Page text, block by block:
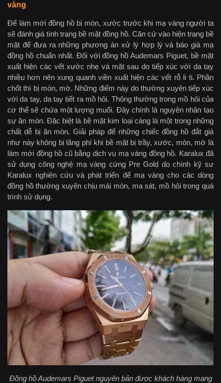
vàng
Để làm mới đồng hồ bị mòn, xước trước khi mạ vàng người ta
sẽ đánh giá tình trạng bề mặt đồng hồ. Căn cứ vào hiện trạng bề
mặt để đưa ra những phương án xử lý hợp lý và báo giá mạ
đồng hồ chuẩn nhất. Đối với đồng hồ Audemars Piguet, bề mặt
xuất hiện các vết xước nhẹ và mặt sau do tiếp xúc với da tay
nhiều hơn nên xung quanh viền xuất hiện các vết rỗ li ti. Phần
chốt thì bị mòn, mờ. Những điểm này do thường xuyên tiếp xúc
với da tay, da tay tiết ra mồ hôi. Thông thường trong mồ hôi của
cơ thể sẽ chứa một lượng muối. Đây chính là nguyên nhân tạo
sự ăn mòn. Đặc biệt là bề mặt kim loại càng là một trong những
chất dễ bị ăn mòn. Giải pháp để những chiếc đồng hồ đắt giá
như này không bị lãng phí khi bề mặt bị trầy, xước, mòn, mờ là
làm mới đồng hồ cũ bằng dịch vụ mạ vàng đồng hồ. Karalux đã
sử dụng công nghệ mạ vàng cứng Pre Gold do chính kỹ sư
Karalux nghiên cứu và phát triển để mạ vàng cho các dòng
đồng hồ thường xuyên chịu mài mòn, ma sát, mồ hôi trong quá
trình sử dụng.
Đồng hồ Audemars Piguet nguyên bản được khách hàng mang